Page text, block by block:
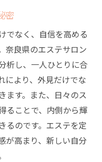
密
でなく、自信を高める
奈良県のエステサロン
析し、一人ひとりに合
により、外見だけでな
ます。また、日々のス
ることで、内側から輝
るのです。エステを定
が高まり、新しい自分